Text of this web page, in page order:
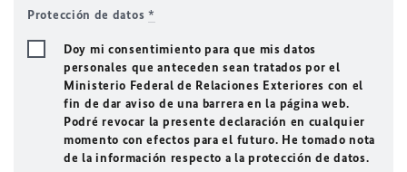
Protección de datos *
Doy mi consentimiento para que mis datos
personales que anteceden sean tratados por el
Ministerio Federal de Relaciones Exteriores con el
fin de dar aviso de una barrera en la página web.
Podré revocar la presente declaración en cualquier
momento con efectos para el futuro. He tomado nota
de la información respecto a la protección de datos.